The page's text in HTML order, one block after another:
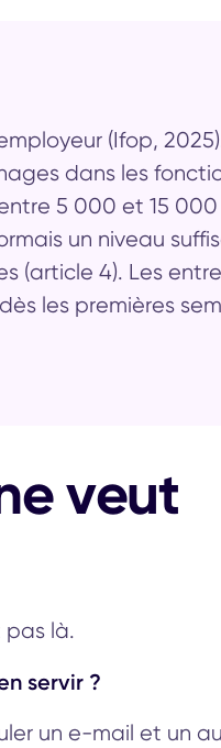
(Ifop,
dans les
5 000 et 15 000
un niveau
(article 4). Les
les premières
veut
pas là.
servir ?
un e-mail et un